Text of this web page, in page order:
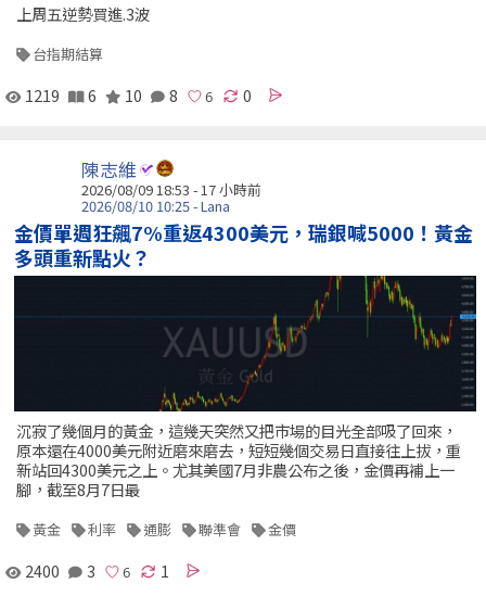
上周五逆勢買進.3波
台指期結算
1219 6 10 8 0
陳志維
2026/08/09 18:53 -17 小時前
2026/08/10 10:25 - Lana
金價單週狂飆7%重返4300美元，瑞銀喊5000！黃金
多頭重新點火？
沉寂了幾個月的黃金，這幾天突然又把市場的目光全部吸了回來，
原本還在4000美元附近磨來磨去，短短幾個交易日直接往上拔，重
新站回4300美元之上。尤其美國7月非農公布之後，金價再補上一
腳，截至8月7日最
黃金 利率 通膨 聯準會 金價
2400 3 1